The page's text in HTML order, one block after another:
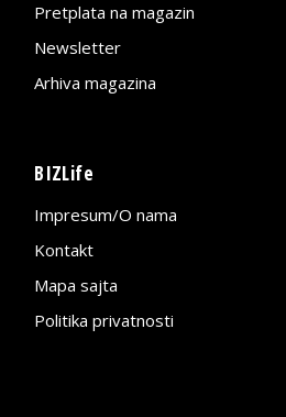
Pretplata na magazin
Newsletter
Arhiva magazina
BIZLife
Impresum/O nama
Kontakt
Mapa sajta
Politika privatnosti